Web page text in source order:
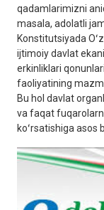
qadamlarimizni
masala, adolatli
Konstitutsiyada
ijtimoiy davlat
erkinliklari
faoliyatining
Bu hol davlat
va faqat
koʻrsatishiga asos